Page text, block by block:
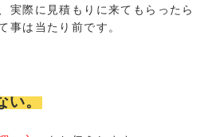
実際に見積もりに来てもらったら
事は当たり前です。
い。